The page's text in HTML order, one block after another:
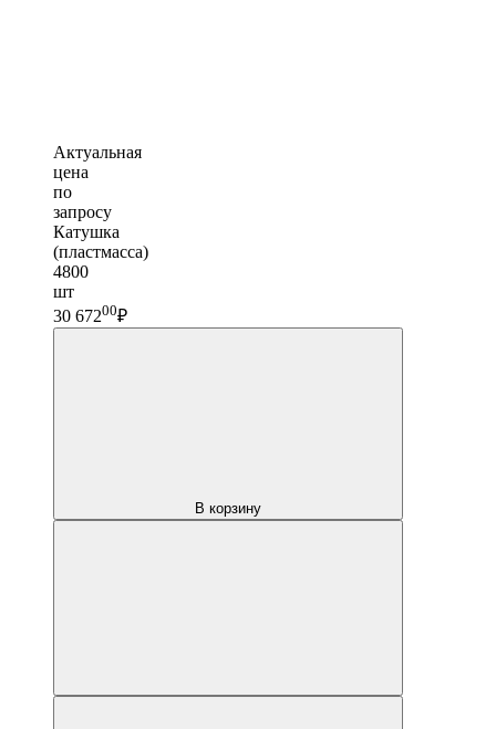
Актуальная
цена
по
запросу
Катушка
(пластмасса)
4800
шт
30 67200₽
В корзину